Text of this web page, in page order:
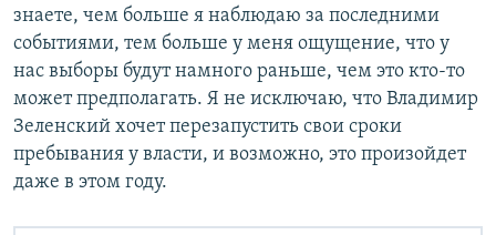
знаете, чем больше я наблюдаю за последними
событиями, тем больше у меня ощущение, что у
нас выборы будут намного раньше, чем это кто-то
может предполагать. Я не исключаю, что Владимир
Зеленский хочет перезапустить свои сроки
пребывания у власти, и возможно, это произойдет
даже в этом году.